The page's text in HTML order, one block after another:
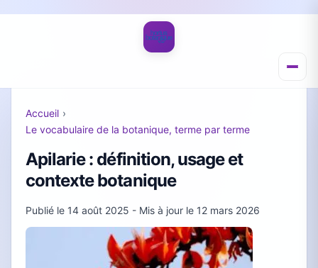
Accueil ›
Le vocabulaire de la botanique, terme par terme
Apilarie : définition, usage et
contexte botanique
Publié le 14 août 2025 - Mis à jour le 12 mars 2026